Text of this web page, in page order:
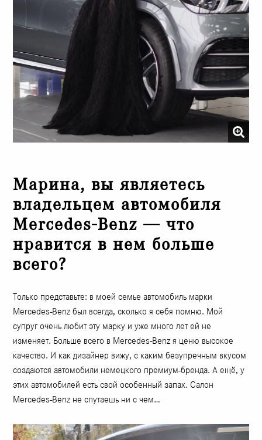
Марина, вы являетесь
владельцем автомобиля
Mercedes-Benz — что
нравится в нем больше
всего?
Только представьте: в моей семье автомобиль марки
Mercedes-Benz был всегда, сколько я себя помню. Мой
супруг очень любит эту марку и уже много лет ей не
изменяет. Больше всего в Mercedes-Benz я ценю высокое
качество. И как дизайнер вижу, с каким безупречным вкусом
создаются автомобили немецкого премиум-бренда. А ещё, у
этих автомобилей есть свой особенный запах. Салон
Mercedes-Benz не спутаешь ни с чем…